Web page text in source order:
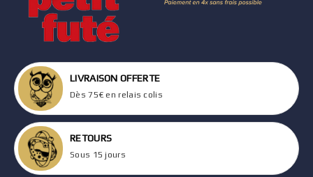
LIVRAISON OFFERTE
Dès 75€ en relais colis
RETOURS
Sous 15 jours